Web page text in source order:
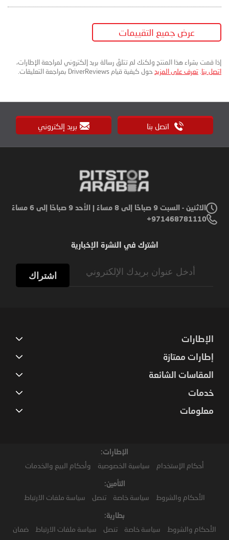
عرض جميع التقييمات
إذا قمت بشراء هذا المنتج ولكنك لم تتلقَ رسالة بريد إلكتروني لمراجعة الإطارات،
اتصل بنا تعرف على المزيد حول كيفية قيام DriverReviews بمراجعة التعليقات.
اتصل بنا بريد إلكتروني
الاثنين - السبت 9 صباحًا إلى 8 مساءً | الأحد 9 صباحًا إلى 6 مساءً
971468781110+
اشترك في النشرة الإخبارية
اشتراك
الإطارات
إطارات ممتازة
المقاسات الشائعة
خدمات
معلومات
الإطارات:
أحكام الإستخدام سياسية الخصوصية وأحكام البيع والخدمات
التأمين:
الأحكام والشروط سياسة خاصة تنصل سياسة ملفات الارتباط
بطارية:
الأحكام والشروط سياسة خاصة تنصل سياسة ملفات الارتباط ضمان